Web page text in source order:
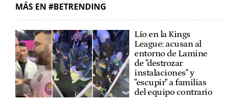
MÁS EN #BETRENDING
Lío en la Kings
League: acusan al
entorno de Lamine
de "destrozar
instalaciones" y
"escupir" a familias
del equipo contrario